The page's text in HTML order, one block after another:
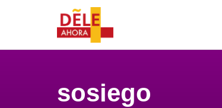
sosiego